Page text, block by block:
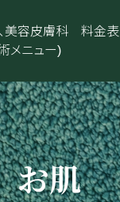
美容皮膚科
メニュー)
料金表
お肌